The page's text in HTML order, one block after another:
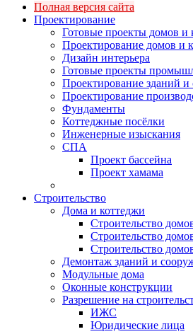
Полная версия сайта
Проектирование
Готовые проекты домов и
Проектирование домов и
Дизайн интерьера
Готовые проекты
Проектирование зданий
Проектирование
Фундаменты
Коттеджные посёлки
Инженерные изыскания
СПА
Проект бассейна
Проект хамама
Строительство
Дома и коттеджи
Строительство
Строительство
Строительство
Демонтаж зданий и
Модульные дома
Оконные конструкции
Разрешение на
ИЖС
Юридические лица